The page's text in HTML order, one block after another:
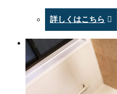
詳しくはこちら